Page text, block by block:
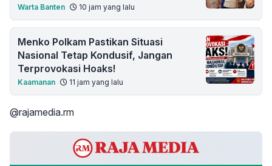
Warta Banten 10 jam yang lalu
Menko Polkam Pastikan Situasi
Nasional Tetap Kondusif, Jangan
Terprovokasi Hoaks!
Kaamanan 11 jam yang lalu
@rajamedia.rm